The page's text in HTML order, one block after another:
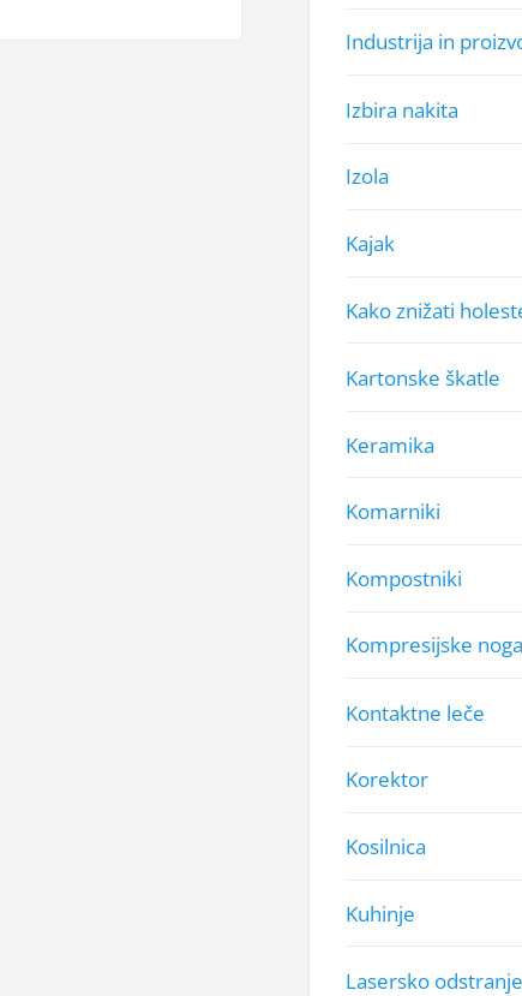
Industrija in
Izbira nakita
Izola
Kajak
Kako znižati
Kartonske škatle
Keramika
Komarniki
Kompostniki
Kompresijske
Kontaktne leče
Korektor
Kosilnica
Kuhinje
Lasersko